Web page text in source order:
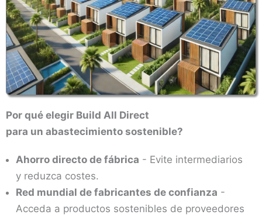
Por qué elegir Build All Direct
para un abastecimiento sostenible?
Ahorro directo de fábrica - Evite intermediarios
y reduzca costes.
Red mundial de fabricantes de confianza -
Acceda a productos sostenibles de proveedores